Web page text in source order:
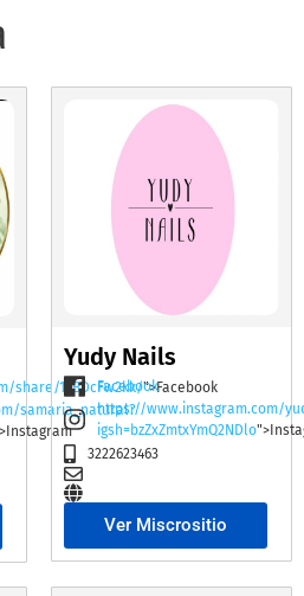
share/19BDcFw2kk/">Facebook
samaria_natural?
Yudy Nails
Facebook
https://www.instagram.com/
igsh=bzZxZmtxYmQ2NDlo
3222623463
Ver Miscrositio